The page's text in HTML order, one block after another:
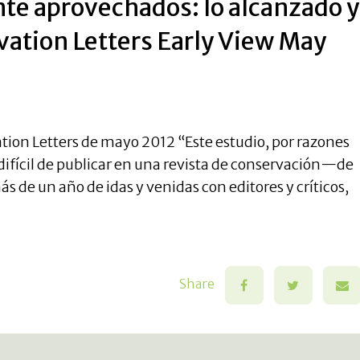
aprovechados: lo alcanzado y
Letters Early View May
Letters de mayo 2012 “Este estudio, por razones
de publicar en una revista de conservación—de
de un año de idas y venidas con editores y críticos,
Share